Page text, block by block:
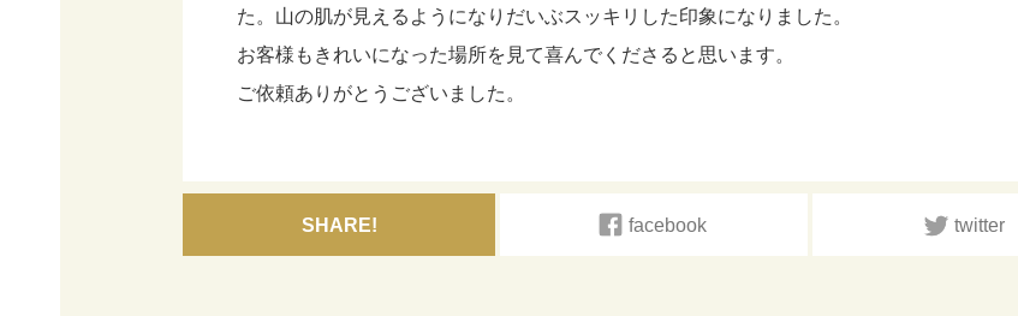
た。山の肌が見えるようになりだいぶスッキリした印象になりました。
お客様もきれいになった場所を見て喜んでくださると思います。
ご依頼ありがとうございました。
SHARE! facebook twitter